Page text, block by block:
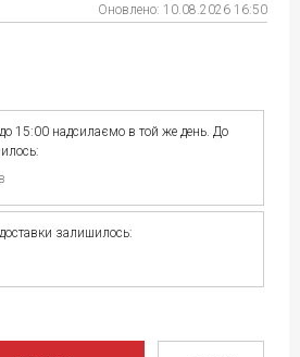
Оновлено: 10.08.2026 16:50
15:00 надсилаємо в той же день. До
залишилось: